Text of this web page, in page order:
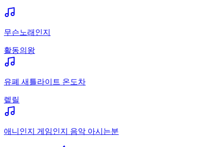
무슨노래인지
활동의왕
유폐 새틀라이트 온도차
렡릴
애니인지 게임인지 음악 아시는분